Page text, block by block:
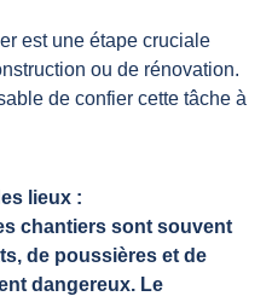
est une étape cruciale
ou de rénovation.
de confier cette tâche à
lieux :
chantiers sont souvent
de poussières et de
dangereux. Le